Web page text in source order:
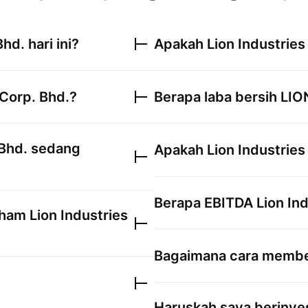
hari ini?
Bhd.?
sedang
Lion Industries
Apakah Lion
Berapa laba bersih
Apakah Lion
Berapa EBITDA Lion
Bagaimana cara